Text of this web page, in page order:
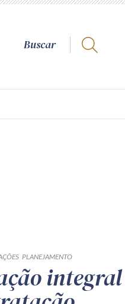
PLANEJAMENTO
integral